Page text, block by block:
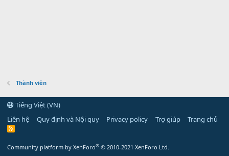
Thành viên
Tiếng Việt (VN)
Liên hệ
Quy định và Nội quy Privacy policy Trợ giúp Trang chủ
R
Community platform by XenForo® © 2010-2021 XenForo Ltd.